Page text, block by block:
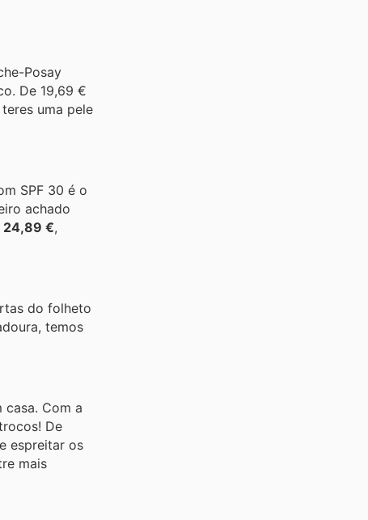
Posay
De 19,69 €
uma pele
SPF 30 é o
achado
24,89 €,
do folheto
temos
Com a
De
espreitar os
mais